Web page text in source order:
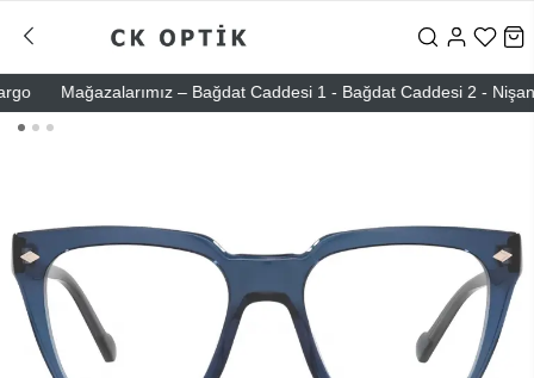
Mağazalarımız – Bağdat Caddesi 1 - Bağdat Caddesi 2 -